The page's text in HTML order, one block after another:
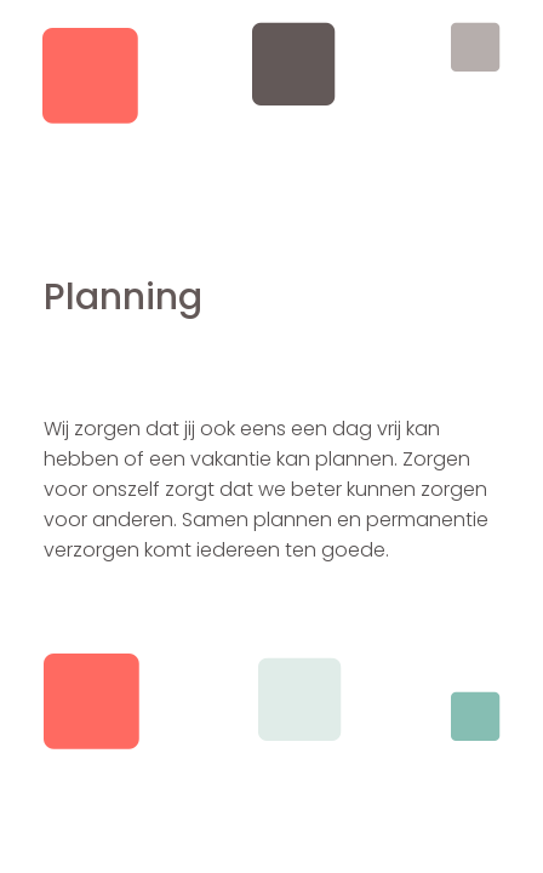
Planning
Wij zorgen dat jij ook eens een dag vrij kan
hebben of een vakantie kan plannen. Zorgen
voor onszelf zorgt dat we beter kunnen zorgen
voor anderen. Samen plannen en permanentie
verzorgen komt iedereen ten goede.